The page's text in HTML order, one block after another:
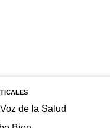
de la Salud